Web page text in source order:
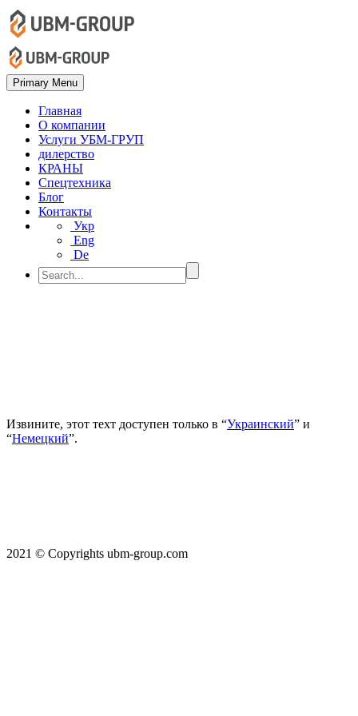
Primary Menu
Главная
О компании
Услуги УБМ-ГРУП
дилерство
КРАНЫ
Спецтехника
Блог
Контакты
Укр
Eng
De
Извините, этот техт доступен только в “Украинский” и
“Немецкий”.
2021 © Copyrights ubm-group.com